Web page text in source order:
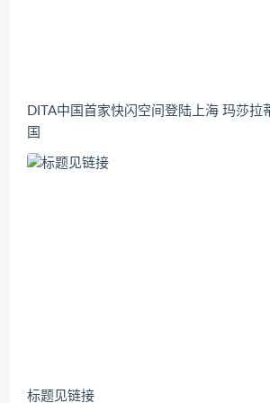
DITA中国首家快闪空间登陆上海 玛莎拉
国
标题见链接